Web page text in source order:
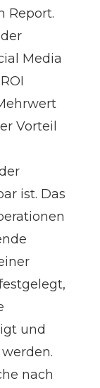
Report.
Media
Vorteil
ist. Das
und
nach